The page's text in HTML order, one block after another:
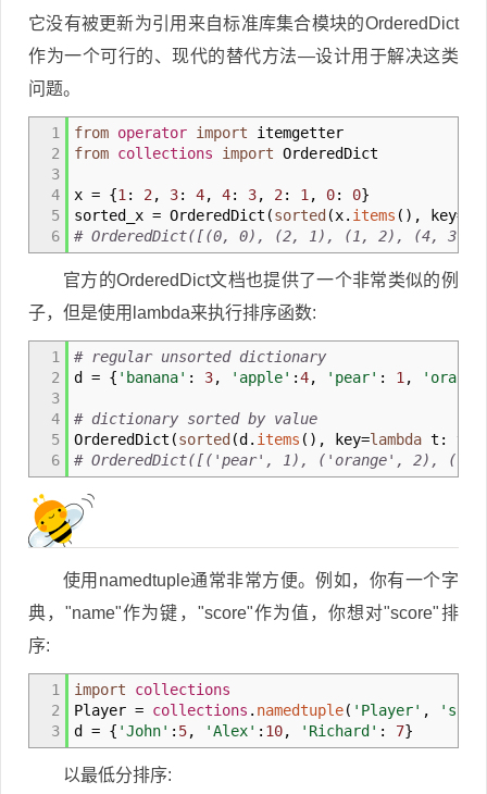
它没有被更新为引用来自标准库集合模块的OrderedDict
作为一个可行的、现代的替代方法—设计用于解决这类
问题。
1
2
3
4
5
6
from operator import itemgetter
from collections import OrderedDict
x = {1 : 2 , 3: 4, 4: 3, 2 : 1 , 0: 0}
sorted_x = OrderedDict (sorted (x. items ( ) , key=
# OrderedDict([(0, 0), (2, 1), (1, 2), (4, 3),
官方的OrderedDict文档也提供了一个非常类似的例
子，但是使用lambda来执行排序函数:
1
2
3
4
5
6
# regular unsorted dictionary
d = { 'banana' : 3, 'apple' :4, 'pear' : 1 ,
# dictionary sorted by value
OrderedDict (sorted (d. items ( ) , key=lambda t: t
# OrderedDict([('pear', 1), ('orange', 2),
使用namedtuple通常非常方便。例如，你有一个字
典，"name"作为键，"score"作为值，你想对"score"排
序:
1
2
3
import
collections
Player = collections . namedtuple( 'Player' ,
d = { 'John' : 5, 'Alex' : 10, 'Richard' : 7}
以最低分排序: